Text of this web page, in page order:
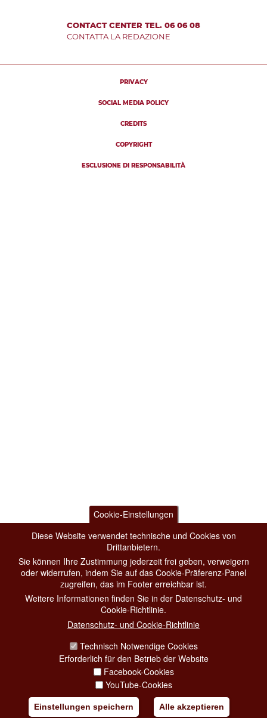
CONTACT CENTER TEL. 06 06 08
CONTATTA LA REDAZIONE
PRIVACY
SOCIAL MEDIA POLICY
CREDITS
COPYRIGHT
ESCLUSIONE DI RESPONSABILITÀ
Cookie-Einstellungen
Diese Website verwendet technische und Cookies von
Drittanbietern.
Sie können Ihre Zustimmung jederzeit frei geben, verweigern
oder widerrufen, indem Sie auf das Cookie-Präferenz-Panel
zugreifen, das im Footer erreichbar ist.
Weitere Informationen finden Sie in der Datenschutz- und
Cookie-Richtlinie.
Datenschutz- und Cookie-Richtlinie
Technisch Notwendige Cookies
Erforderlich für den Betrieb der Website
Facebook-Cookies
YouTube-Cookies
Einstellungen speichern Alle akzeptieren